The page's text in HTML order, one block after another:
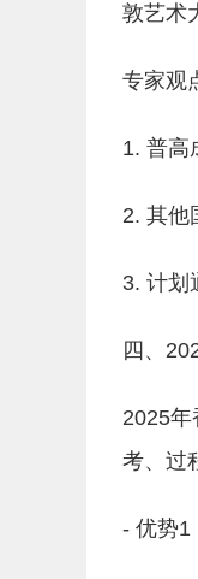
敦艺术
专家观
1. 普高
2. 其他
3. 计划
四、
2025
考、过
- 优势1